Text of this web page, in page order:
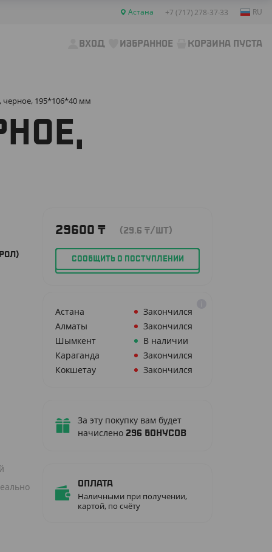
Астана +7 (717) 278-37-33 RU
ВХОД ИЗБРАННОЕ КОРЗИНА ПУСТА
195*106*40 мм
29600 ₸ (29.6 ₸/ШТ)
СООБЩИТЬ О ПОСТУПЛЕНИИ
Астана
Закончился
Алматы
Закончился
Шымкент
В наличии
Караганда
Закончился
Кокшетау
Закончился
За эту покупку вам будет
начислено 296 бонусов
Оплата
Наличными при получении,
картой, по счёту